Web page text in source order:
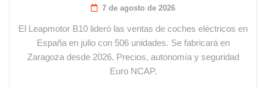
7 de agosto de 2026
El Leapmotor B10 lideró las ventas de coches eléctricos en
España en julio con 506 unidades. Se fabricará en
Zaragoza desde 2026. Precios, autonomía y seguridad
Euro NCAP.